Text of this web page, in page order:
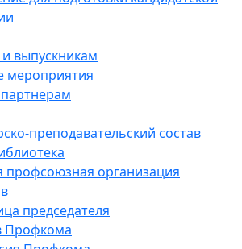
выпускникам
мероприятия
преподавательский состав
профсоюзная организация
председателя
Профкома